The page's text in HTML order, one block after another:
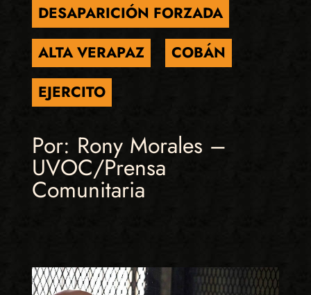
DESAPARICIÓN FORZADA
ALTA VERAPAZ
COBÁN
EJERCITO
Por: Rony Morales –
UVOC/Prensa
Comunitaria